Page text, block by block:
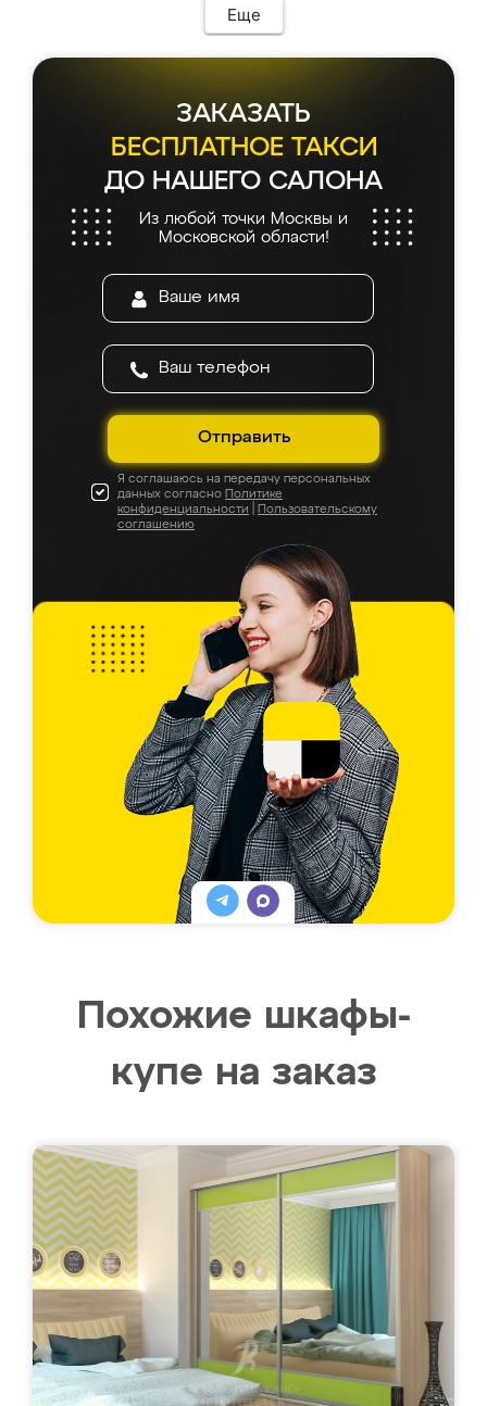
Еще
ЗАКАЗАТЬ
БЕСПЛАТНОЕ ТАКСИ
ДО НАШЕГО САЛОНА
Из любой точки Москвы и
Московской области!
Отправить
Я соглашаюсь на передачу персональных
данных согласно Политике
конфиденциальности
Пользовательскому
соглашению
Похожие шкафы-
купе на заказ